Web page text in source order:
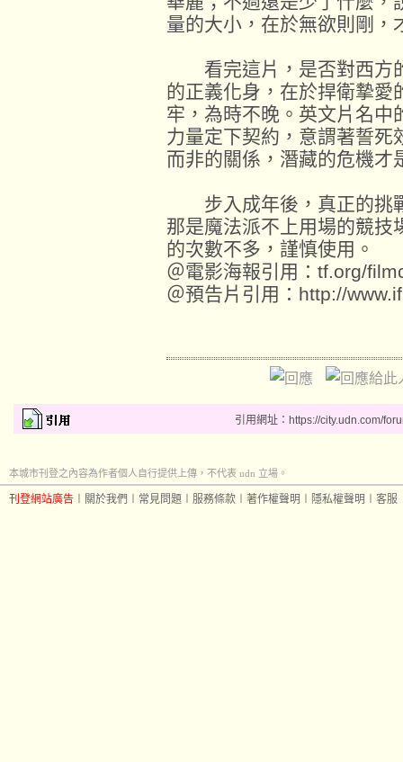
量的大小，在於無欲則剛，
看完這片，是否對西方
的正義化身，在於捍衛摯
牢，為時不晚。英文片名
力量定下契約，意謂著誓死
而非的關係，潛藏的危機才
步入成年後，真正的挑
那是魔法派不上用場的競技
的次數不多，謹慎使用。
＠電影海報引用：tf.org/
＠預告片引用：http://
引用網址：https://city.udn.com/
本城市刊登之內容為作者個人自行提供上傳，不代表 udn 立場。
刊登網站廣告 關於我們 常見問題 服務條款 著作權聲明 隱私權聲明 客服